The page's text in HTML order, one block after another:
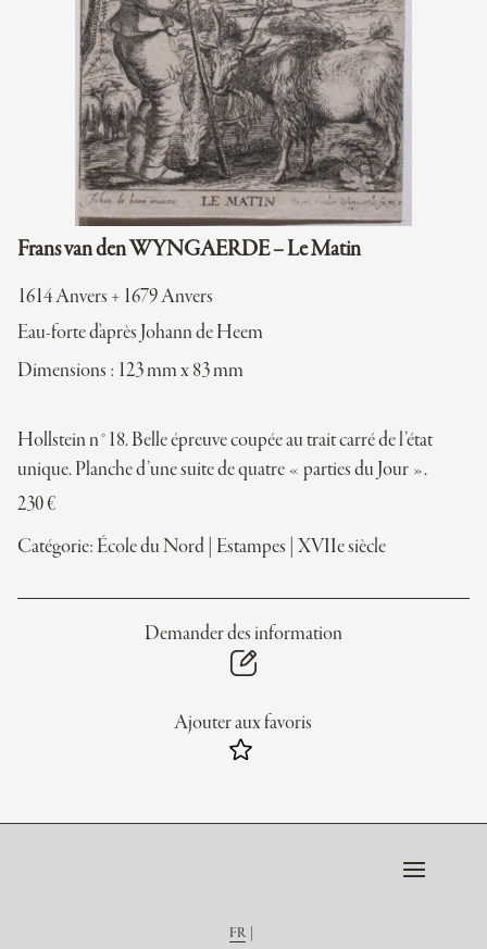
Frans van den WYNGAERDE – Le Matin
1614 Anvers + 1679 Anvers
Eau-forte d'après Johann de Heem
Dimensions : 123 mm x 83 mm
Hollstein n°18. Belle épreuve coupée au trait carré de l’état
unique. Planche d’une suite de quatre « parties du Jour ».
230€
Catégorie: École du Nord Estampes XVIIe siècle
Demander des information
Ajouter aux favoris
FR